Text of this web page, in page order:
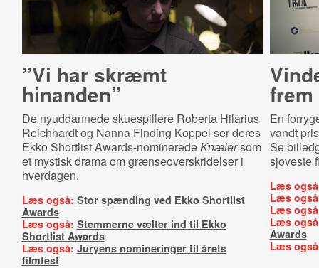
”Vi har skræmt
hinanden”
De nyuddannede skuespillere Roberta Hilarius
Reichhardt og Nanna Finding Koppel ser deres
Ekko Shortlist Awards-nomineredeKnælersom
et mystisk drama om grænseoverskridelser i
hverdagen.
Læs også: Stor spænding ved Ekko Shortlist
Awards
Læs også: Stemmerne vælter ind til Ekko
Shortlist Awards
Læs også: Juryens nomineringer til årets
filmfest
frem
En
vandt
Se
sjoveste
Læs
Læs
Læs
Læs
Awards
Læs